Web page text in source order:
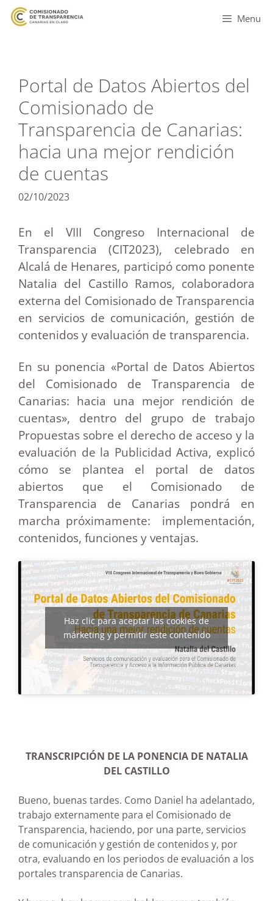
Menu
Portal de Datos Abiertos del
Comisionado de
Transparencia de Canarias:
hacia una mejor rendición
de cuentas
02/10/2023
En el VIII Congreso Internacional de
Transparencia (CIT2023), celebrado en
Alcalá de Henares, participó como ponente
Natalia del Castillo Ramos, colaboradora
externa del Comisionado de Transparencia
en servicios de comunicación, gestión de
contenidos y evaluación de transparencia.
En su ponencia «Portal de Datos Abiertos
del Comisionado de Transparencia de
Canarias: hacia una mejor rendición de
cuentas», dentro del grupo de trabajo
Propuestas sobre el derecho de acceso y la
evaluación de la Publicidad Activa, explicó
cómo se plantea el portal de datos
abiertos que el Comisionado de
Transparencia de Canarias pondrá en
marcha próximamente: implementación,
contenidos, funciones y ventajas.
Haz clic para aceptar las cookies de
márketing y permitir este contenido
TRANSCRIPCIÓN DE LA PONENCIA DE NATALIA
DEL CASTILLO
Bueno, buenas tardes. Como Daniel ha adelantado,
trabajo externamente para el Comisionado de
Transparencia, haciendo, por una parte, servicios
de comunicación y gestión de contenidos y, por
otra, evaluando en los periodos de evaluación a los
portales transparencia de Canarias.